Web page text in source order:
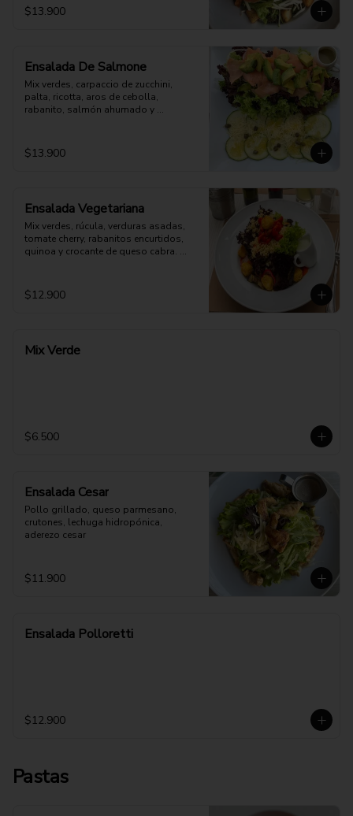
$13.900
Ensalada De Salmone
Mix verdes, carpaccio de zucchini,
palta, ricotta, aros de cebolla,
rabanito, salmón ahumado y
$13.900
Ensalada Vegetariana
Mix verdes, rúcula, verduras asadas,
tomate cherry, rabanitos encurtidos,
quinoa y crocante de queso cabra.
$12.900
Mix Verde
$6.500
Ensalada Cesar
Pollo grillado, queso parmesano,
crutones, lechuga hidropónica,
aderezo cesar
$11.900
Ensalada Polloretti
$12.900
Pastas